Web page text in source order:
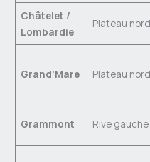
Châtelet /
Lombardie
Plateau nord
Grand’Mare Plateau nord
Grammont Rive gauche